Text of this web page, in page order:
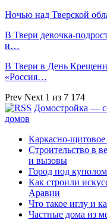
Ночью над Тверской
В Твери девочка-
и…
В Твери в День
«Россия…
Prev Next 1 из 7 174
Домостройка —
домов
Каркасно-щитовое
Строительство в
и вызовы
Город под
Как строили
Аравии
Что такое иглу и
Частные дома из